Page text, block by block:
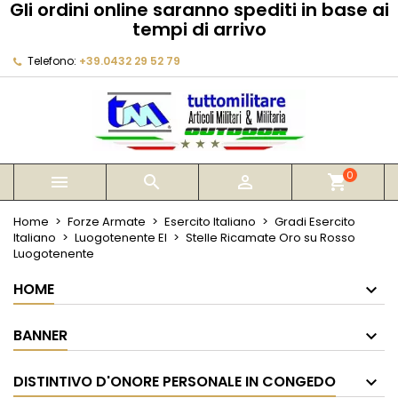
Gli ordini online saranno spediti in base ai
tempi di arrivo
Telefono: +39.0432 29 52 79
   shopping_cart0
Home Forze Armate Esercito Italiano
Gradi Esercito
Italiano
Luogotenente EI
Stelle Ricamate Oro su Rosso
Luogotenente
HOME
BANNER
DISTINTIVO D'ONORE PERSONALE IN CONGEDO
My wishlists
add_circle_outline Create new list
Crea lista dei desideri
Annulla Crea lista dei desideri
Devi avere effettuato l'accesso per salvare dei
prodotti nella tua lista dei desideri.
Annulla